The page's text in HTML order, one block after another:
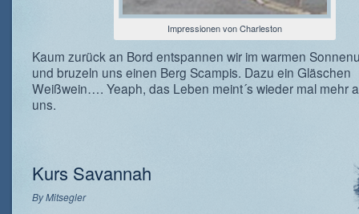
Impressionen von Charleston
Kaum zurück an Bord entspannen wir im warmen
und bruzeln uns einen Berg Scampis. Dazu ein Gläschen
Weißwein…. Yeaph, das Leben meint´s wieder mal mehr
uns.
Kurs Savannah
ByMitsegler